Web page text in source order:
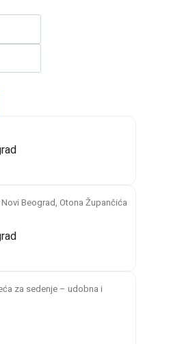
Beograd, Otona Župančića
za sedenje – udobna i